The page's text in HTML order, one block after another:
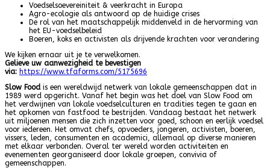
Voedselsoevereiniteit & veerkracht in Europa
Agro-ecologie als antwoord op de huidige crises
De rol van het maatschappelijk middenveld in de hervorming van
het EU-voedselbeleid
Boeren, koks en activisten als drijvende krachten voor verandering
We kijken ernaar uit je te verwelkomen.
Gelieve uw aanwezigheid te bevestigen
via: https://www.tfaforms.com/5175696
Slow Food is een wereldwijd netwerk van lokale gemeenschappen dat in
1989 werd opgericht. Vanaf het begin was het doel van Slow Food om
het verdwijnen van lokale voedselculturen en tradities tegen te gaan en
het opkomen van fastfood te bestrijden. Vandaag bestaat het netwerk
uit miljoenen mensen die zich inzetten voor goed, schoon en eerlijk voedsel
voor iedereen. Het omvat chefs, opvoeders, jongeren, activisten, boeren,
vissers, leden, consumenten en academici, allemaal op diverse manieren
met elkaar verbonden. Overal ter wereld worden activiteiten en
evenementen georganiseerd door lokale groepen, convivia of
gemeenschappen.